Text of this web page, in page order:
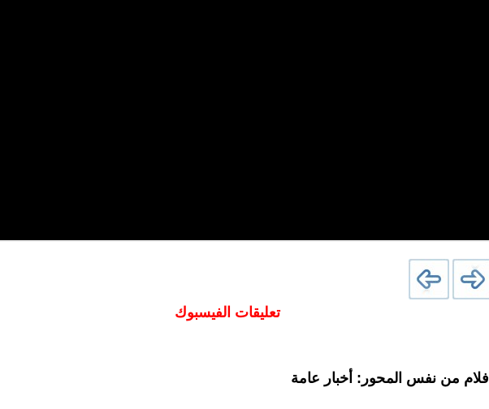
تعليقات الفيسبوك
افلام من نفس المحور: أخبار عامة